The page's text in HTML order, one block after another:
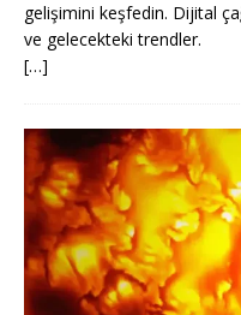
gelişimini keşfedin. Dijital
ve gelecekteki trendler.
[…]